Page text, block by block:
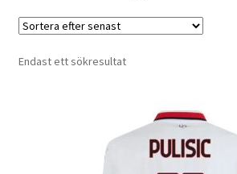
Endast ett sökresultat